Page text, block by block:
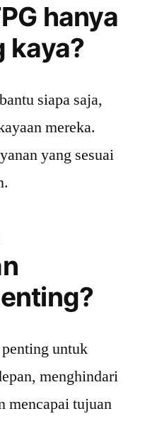
hanya
kaya?
siapa saja,
mereka.
yang sesuai
untuk
menghindari
mencapai tujuan